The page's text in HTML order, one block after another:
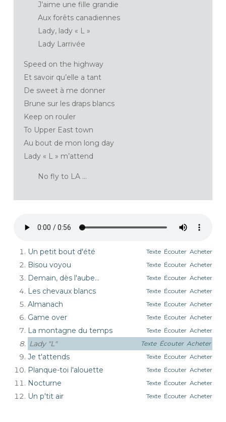
J’aime une fille grandie
Aux forêts canadiennes
Lady, lady « L »
Lady Larrivée
Speed on the highway
Et savoir qu’elle a tant
De sweet à me donner
Brune sur les draps blancs
Keep on rouler
To Upper East town
Au bout de mon long day
Lady « L » m’attend
No fly to LA …
Un petit bout d'été Texte Écouter Acheter
Bisou voyou Texte Écouter Acheter
Demain, dès l'aube... Texte Écouter Acheter
Les chevaux blancs Texte Écouter Acheter
Almanach Texte Écouter Acheter
Game over Texte Écouter Acheter
La montagne du temps Texte Écouter Acheter
Lady "L" Texte Écouter Acheter
Je t'attends Texte Écouter Acheter
Planque-toi l'alouette Texte Écouter Acheter
Nocturne Texte Écouter Acheter
Un p'tit air Texte Écouter Acheter